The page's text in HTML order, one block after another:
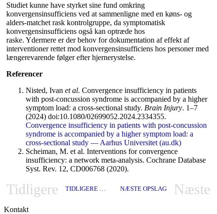
Studiet kunne have styrket sine fund omkring
konvergensinsufficiens ved at sammenligne med en køns- og
alders-matchet rask kontrolgruppe, da symptomatisk
konvergensinsufficiens også kan optræde hos
raske. Ydermere er der behov for dokumentation af effekt af
interventioner rettet mod konvergensinsufficiens hos personer med
længerevarende følger efter hjernerystelse.
Referencer
Nisted, Ivan et al. Convergence insufficiency in patients
with post-concussion syndrome is accompanied by a higher
symptom load: a cross-sectional study. Brain Injury. 1–7
(2024) doi:10.1080/02699052.2024.2334355.
Convergence insufficiency in patients with post-concussion
syndrome is accompanied by a higher symptom load: a
cross-sectional study — Aarhus Universitet (au.dk)
Scheiman, M. et al. Interventions for convergence
insufficiency: a network meta-analysis. Cochrane Database
Syst. Rev. 12, CD006768 (2020).
Tidligere TIDLIGERE OPSLAG NÆSTE OPSLAG Næste
Kontakt